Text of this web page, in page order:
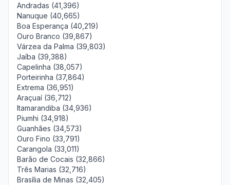
Andradas (41,396)
Nanuque (40,665)
Boa Esperança (40,219)
Ouro Branco (39,867)
Várzea da Palma (39,803)
Jaíba (39,388)
Capelinha (38,057)
Porteirinha (37,864)
Extrema (36,951)
Araçuaí (36,712)
Itamarandiba (34,936)
Piumhi (34,918)
Guanhães (34,573)
Ouro Fino (33,791)
Carangola (33,011)
Barão de Cocais (32,866)
Três Marias (32,716)
Brasília de Minas (32,405)